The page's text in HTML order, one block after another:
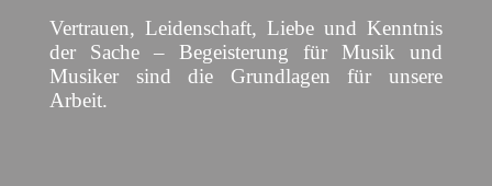
Vertrauen, Leidenschaft, Liebe und Kenntnis
der Sache – Begeisterung für Musik und
Musiker sind die Grundlagen für unsere
Arbeit.